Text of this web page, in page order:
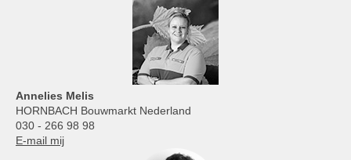
Annelies Melis
HORNBACH Bouwmarkt Nederland
030 - 266 98 98
E-mail mij